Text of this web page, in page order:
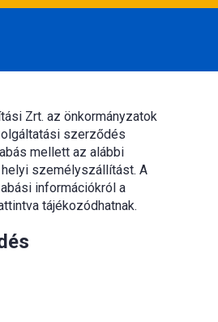
Zrt. az önkormányzatok
szerződés
mellett az alábbi
személyszállítást. A
információkról a
tájékozódhatnak.